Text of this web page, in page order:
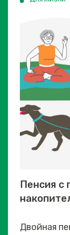
Пенсия с
Двойная